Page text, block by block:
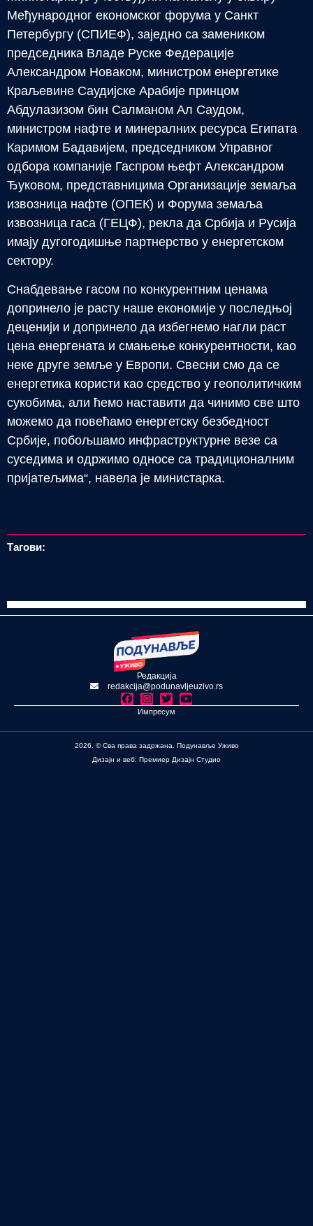
Међународног економског форума у Санкт
Петербургу (СПИЕФ), заједно са замеником
председника Владе Руске Федерације
Александром Новаком, министром енергетике
Краљевине Саудијске Арабије принцом
Абдулазизом бин Салманом Ал Саудом,
министром нафте и минералних ресурса Египата
Каримом Бадавијем, председником Управног
одбора компаније Гаспром њефт Александром
Ђуковом, представницима Организације земаља
извозница нафте (ОПЕК) и Форума земаља
извозница гаса (ГЕЦФ), рекла да Србија и Русија
имају дугогодишње партнерство у енергетском
сектору.
Снабдевање гасом по конкурентним ценама
допринело је расту наше економије у последњој
деценији и допринело да избегнемо нагли раст
цена енергената и смањење конкурентности, као
неке друге земље у Европи. Свесни смо да се
енергетика користи као средство у геополитичким
сукобима, али ћемо наставити да чинимо све што
можемо да повећамо енергетску безбедност
Србије, побољшамо инфраструктурне везе са
суседима и одржимо односе са традиционалним
пријатељима“, навела је министарка.
Тагови:
Редакција
redakcija@podunavljeuzivo.rs
Импресум
2026. © Сва права задржана. Подунавље Уживо
Дизајн и веб: Премиер Дизајн Студио